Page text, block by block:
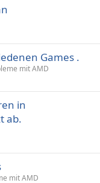
Games .
mit AMD
in
ab.
mit AMD